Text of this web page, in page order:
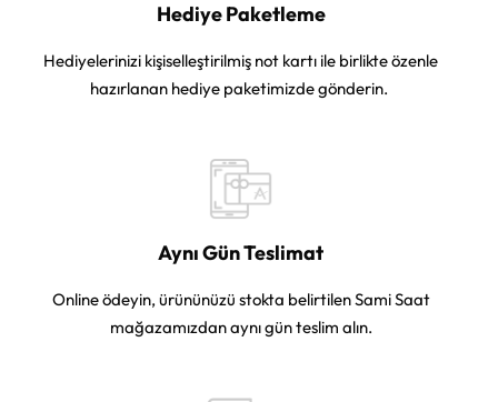
Hediye Paketleme
Hediyelerinizi kişiselleştirilmiş not kartı ile birlikte özenle
hazırlanan hediye paketimizde gönderin.
Aynı Gün Teslimat
Online ödeyin, ürününüzü stokta belirtilen Sami Saat
mağazamızdan aynı gün teslim alın.